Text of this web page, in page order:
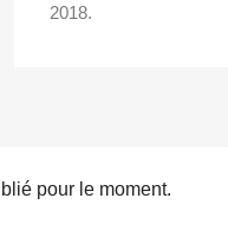
2018.
pour le moment.